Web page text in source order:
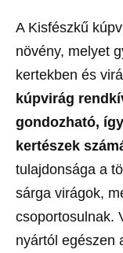
A Kisfészkű
növény, melyet
kertekben és
kúpvirág
gondozható,
kertészek
tulajdonsága a
sárga virágok,
csoportosulnak.
nyártól egészen